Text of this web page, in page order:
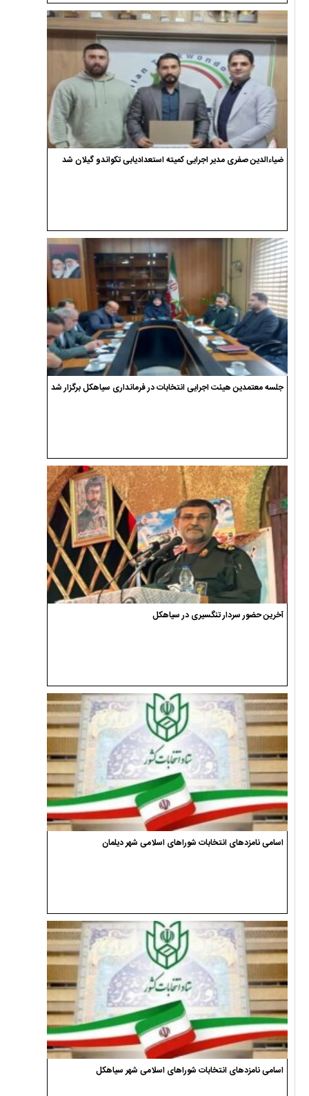
ضیاءالدین صفری مدیر اجرایی کمیته استعدادیابی تکواندو گیلان شد
جلسه معتمدین هیئت اجرایی انتخابات در فرمانداری سیاهکل برگزار شد
آخرین حضور سردار تنگسیری در سیاهکل
اسامی نامزدهای انتخابات شوراهای اسلامی شهر دیلمان
اسامی نامزدهای انتخابات شوراهای اسلامی شهر سیاهکل